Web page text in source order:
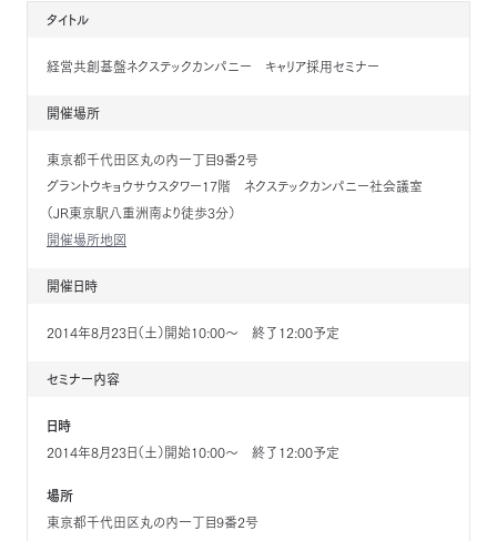
タイトル
経営共創基盤ネクステックカンパニー キャリア採用セミナー
開催場所
東京都千代田区丸の内一丁目9番2号
グラントウキョウサウスタワー17階 ネクステックカンパニー社会議室
（JR東京駅八重洲南より徒歩3分）
開催場所地図
開催日時
2014年8月23日（土）開始10:00～ 終了12:00予定
セミナー内容
日時
2014年8月23日（土）開始10:00～ 終了12:00予定
場所
東京都千代田区丸の内一丁目9番2号